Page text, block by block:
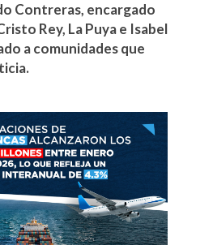
Contreras, encargado
Rey, La Puya e Isabel
a comunidades que